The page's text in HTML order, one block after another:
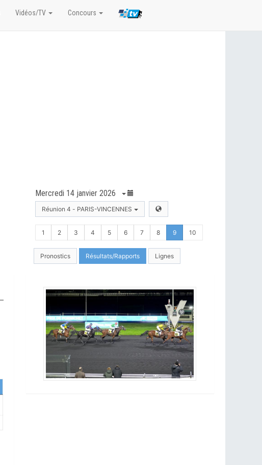
Mercredi 14 janvier 2026
Réunion 4 - PARIS-VINCENNES
1 2 3 4 5 6 7 8 9 10
Pronostics Résultats/Rapports Lignes
Vidéos/TV Concours